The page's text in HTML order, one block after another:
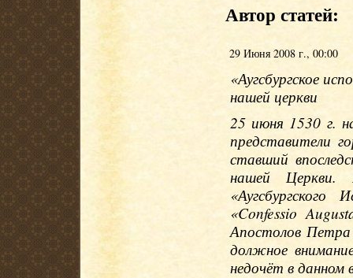
Автор статей:
29 Июня 2008 г., 00:00
«Аугсбургское
нашей церкви
25 июня 1530 г.
представители
ставший
нашей Церкви.
«Confessio
Апостолов
должное
недочёт в данном